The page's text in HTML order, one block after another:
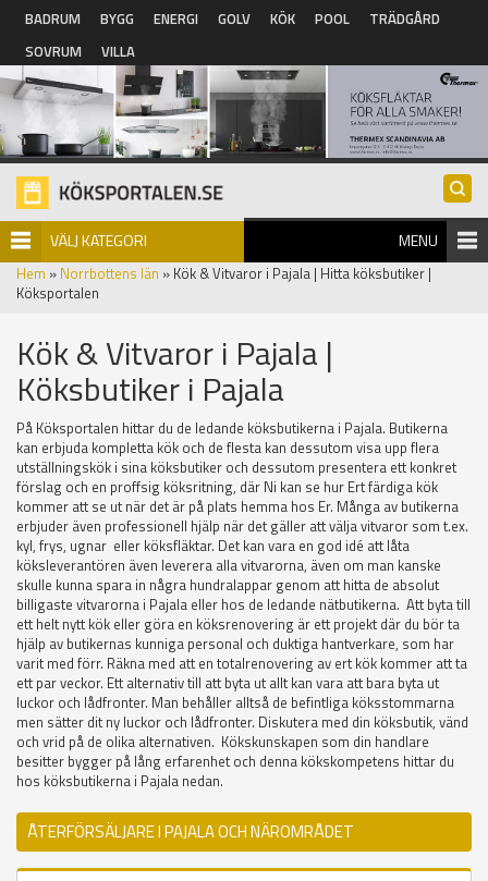
Hoppa till huvudinnehåll
BADRUM BYGG ENERGI GOLV KÖK POOL
TRÄDGÅRD
SOVRUM
VILLA
VÄLJ KATEGORI MENU
Hem » Norrbottens län » Kök & Vitvaror i Pajala | Hitta köksbutiker |
Köksportalen
Kök & Vitvaror i Pajala |
Köksbutiker i Pajala
På Köksportalen hittar du de ledande köksbutikerna i Pajala. Butikerna
kan erbjuda kompletta kök och de flesta kan dessutom visa upp flera
utställningskök i sina köksbutiker och dessutom presentera ett konkret
förslag och en proffsig köksritning, där Ni kan se hur Ert färdiga kök
kommer att se ut när det är på plats hemma hos Er. Många av butikerna
erbjuder även professionell hjälp när det gäller att välja vitvaror som t.ex.
kyl, frys, ugnar eller köksfläktar. Det kan vara en god idé att låta
köksleverantören även leverera alla vitvarorna, även om man kanske
skulle kunna spara in några hundralappar genom att hitta de absolut
billigaste vitvarorna i Pajala eller hos de ledande nätbutikerna. Att byta till
ett helt nytt kök eller göra en köksrenovering är ett projekt där du bör ta
hjälp av butikernas kunniga personal och duktiga hantverkare, som har
varit med förr. Räkna med att en totalrenovering av ert kök kommer att ta
ett par veckor. Ett alternativ till att byta ut allt kan vara att bara byta ut
luckor och lådfronter. Man behåller alltså de befintliga köksstommarna
men sätter dit ny luckor och lådfronter. Diskutera med din köksbutik, vänd
och vrid på de olika alternativen. Kökskunskapen som din handlare
besitter bygger på lång erfarenhet och denna kökskompetens hittar du
hos köksbutikerna i Pajala nedan.
ÅTERFÖRSÄLJARE I PAJALA OCH NÄROMRÅDET